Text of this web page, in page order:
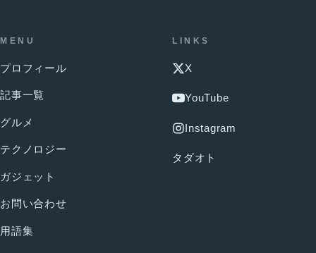
MENU
プロフィール
記事一覧
グルメ
テクノロジー
ガジェット
お問い合わせ
用語集
LINKS
X
YouTube
Instagram
タダオト